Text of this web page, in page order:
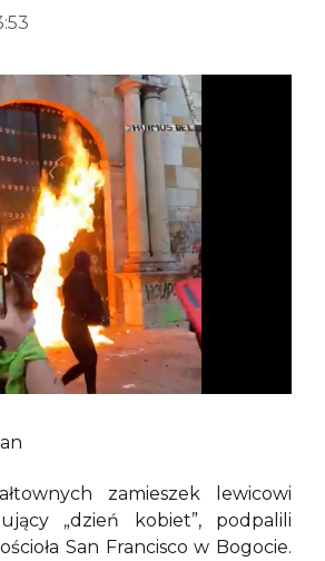
zamieszek lewicowi
„dzień kobiet”, podpalili
San Francisco w Bogocie.